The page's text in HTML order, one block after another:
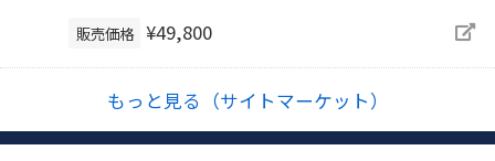
販売価格 ¥49,800
もっと見る（サイトマーケット）